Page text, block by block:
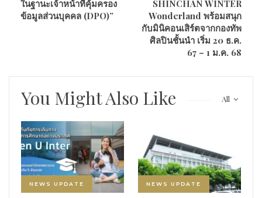
ในฐานะเจ้าหน้าที่คุ้มครอง
ข้อมูลส่วนบุคคล (DPO)”
SHINCHAN WINTER
Wonderland พร้อมสนุก
กับมินิคอนเสิร์ตจากกองทัพ
ศิลปินชั้นนำ เริ่ม 20 ธ.ค.
67 – 1 ม.ค. 68
All
You Might Also Like
NEWS UPDATE NEWS UPDATE